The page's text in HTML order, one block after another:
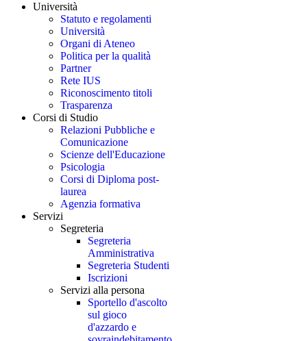
Università
Statuto e regolamenti
Università
Organi di Ateneo
Politica per la qualità
Partner
Rete IUS
Riconoscimento titoli
Trasparenza
Corsi di Studio
Relazioni Pubbliche e
Comunicazione
Scienze dell'Educazione
Psicologia
Corsi di Diploma post-
laurea
Agenzia formativa
Servizi
Segreteria
Segreteria
Amministrativa
Segreteria Studenti
Iscrizioni
Servizi alla persona
Sportello d'ascolto
sul gioco
d'azzardo e